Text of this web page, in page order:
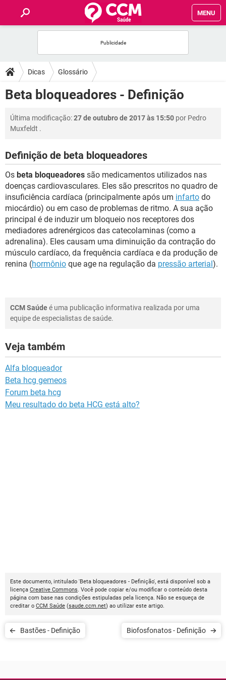
MENU
FÓRUM
SAÚDE
FAMÍLIA
SEXUALIDADE
GLOSSÁRIO
Dicas Glossário
Beta bloqueadores - Definição
Última modificação:27 de outubro de 2017 às 15:50 por Pedro
Muxfeldt .
Definição de beta bloqueadores
Os beta bloqueadores são medicamentos utilizados nas
doenças cardiovasculares. Eles são prescritos no quadro de
insuficiência cardíaca (principalmente após um infarto do
miocárdio) ou em caso de problemas de ritmo. A sua ação
principal é de induzir um bloqueio nos receptores dos
mediadores adrenérgicos das catecolaminas (como a
adrenalina). Eles causam uma diminuição da contração do
músculo cardíaco, da frequência cardíaca e da produção de
renina (hormônio que age na regulação da pressão arterial).
CCM Saúdeé uma publicação informativa realizada por uma
equipe de especialistas de saúde.
Veja também
Alfa bloqueador
Beta hcg gemeos
Forum beta hcg
Meu resultado do beta HCG está alto?
Este documento, intitulado 'Beta bloqueadores - Definição', está disponível sob a
licença Creative Commons. Você pode copiar e/ou modificar o conteúdo desta
página com base nas condições estipuladas pela licença. Não se esqueça de
creditar o CCM Saúde (saude.ccm.net) ao utilizar este artigo.
Bastões - Definição Biofosfonatos - Definição